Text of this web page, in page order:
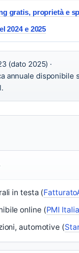
gratis, proprietà e
2024 e 2025
(dato 2025) ·
annuale disponibile
in testa (
online (PMI
automotive (